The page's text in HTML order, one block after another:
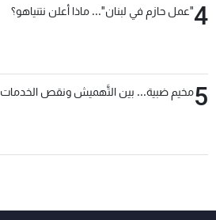
4"عمل حازم في لبنان"... ماذا أعلن نتنياهو؟
5مخيم ضبية... بين التَّهميش ونقص الخدمات